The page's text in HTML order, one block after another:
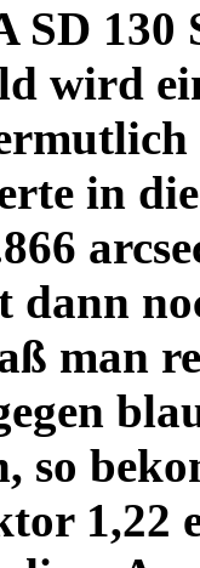
130
wird
in
dann
man
so
1,22